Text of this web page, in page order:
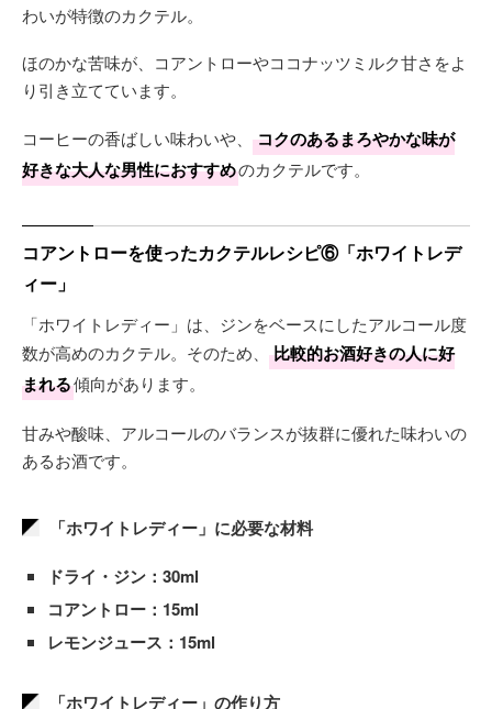
わいが特徴のカクテル。
ほのかな苦味が、コアントローやココナッツミルク甘さをよ
り引き立てています。
コーヒーの香ばしい味わいや、
コクのあるまろやかな味が
好きな大人な男性におすすめのカクテルです。
コアントローを使ったカクテルレシピ⑥「ホワイトレデ
ィー」
「ホワイトレディー」は、ジンをベースにしたアルコール度
数が高めのカクテル。そのため、
比較的お酒好きの人に好
まれる傾向があります。
甘みや酸味、アルコールのバランスが抜群に優れた味わいの
あるお酒です。
「ホワイトレディー」に必要な材料
ドライ・ジン：30ml
コアントロー：15ml
レモンジュース：15ml
「ホワイトレディー」の作り方